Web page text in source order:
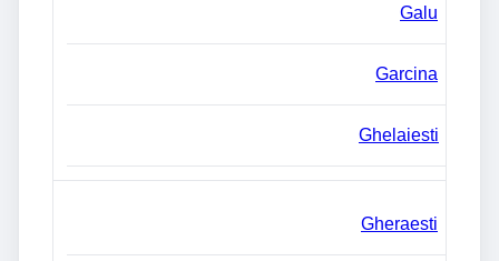
Galu
Garcina
Ghelaiesti
Gheraesti